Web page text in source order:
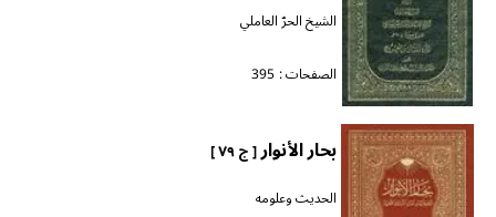
الشيخ الحرّ العاملي
الصفحات : 395
بحار الأنوار[ ج ٧٩ ]
الحديث وعلومه